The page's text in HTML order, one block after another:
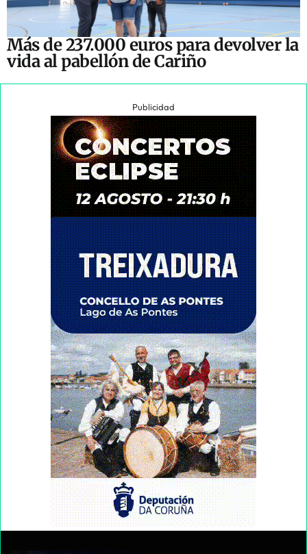
Más de 237.000 euros para devolver la
vida al pabellón de Cariño
Publicidad